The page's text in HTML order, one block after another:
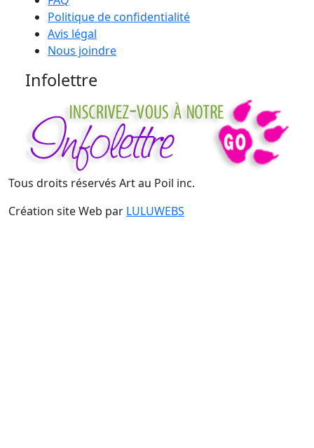
Politique de confidentialité
Avis légal
Nous joindre
Infolettre
Tous droits réservés Art au Poil inc.
Création site Web par LULUWEBS